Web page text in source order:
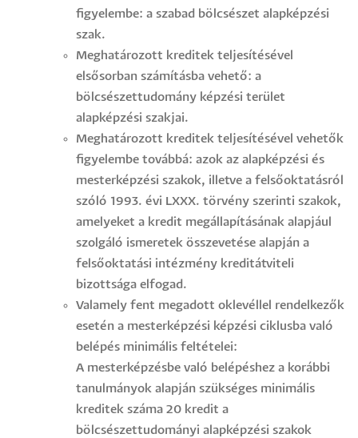
figyelembe: a szabad bölcsészet alapképzési
szak.
Meghatározott kreditek teljesítésével
elsősorban számításba vehető: a
bölcsészettudomány képzési terület
alapképzési szakjai.
Meghatározott kreditek teljesítésével vehetők
figyelembe továbbá: azok az alapképzési és
mesterképzési szakok, illetve a felsőoktatásról
szóló 1993. évi LXXX. törvény szerinti szakok,
amelyeket a kredit megállapításának alapjául
szolgáló ismeretek összevetése alapján a
felsőoktatási intézmény kreditátviteli
bizottsága elfogad.
Valamely fent megadott oklevéllel rendelkezők
esetén a mesterképzési képzési ciklusba való
belépés minimális feltételei:
A mesterképzésbe való belépéshez a korábbi
tanulmányok alapján szükséges minimális
kreditek száma 20 kredit a
bölcsészettudományi alapképzési szakok